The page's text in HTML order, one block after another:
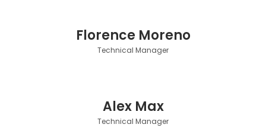
Florence Moreno
Technical Manager
Alex Max
Technical Manager